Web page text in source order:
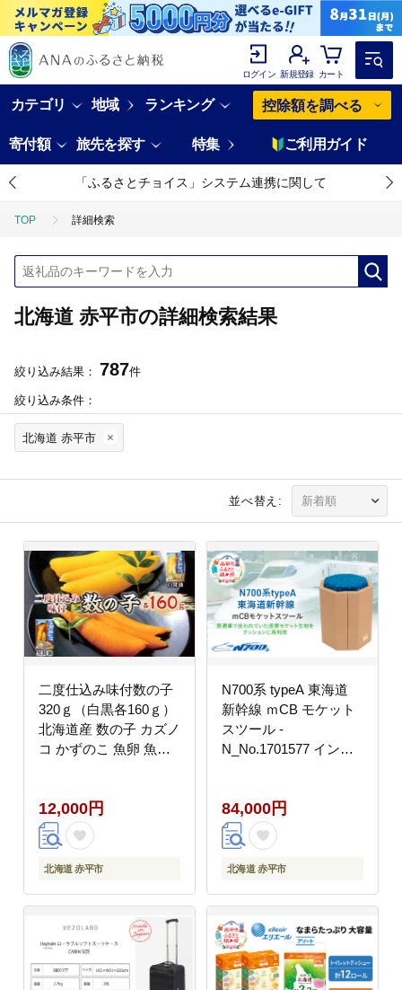
ログイン 新規登録 カート
カテゴリ 地域 ランキング 控除額を調べる
寄付額 旅先を探す 特集 ご利用ガイド
「ふるさとチョイス」システム連携に関して
TOP 詳細検索
北海道 赤平市の詳細検索結果
絞り込み結果： 787件
絞り込み条件：
北海道 赤平市
並べ替え:
二度仕込み味付数の子
320ｇ（白黒各160ｇ）
北海道産 数の子 カズノ
コ かずのこ 魚卵 魚介
産の数の子 二度仕込み
製法
12,000円
北海道 赤平市
N700系 typeA 東海道
新幹線 ｍCB モケット
スツール -
N_No.1701577 インテ
アップサイクル 再利用
リサイクル 電車 鉄道
北海道 赤平市 国産 日
本製
84,000円
北海道 赤平市